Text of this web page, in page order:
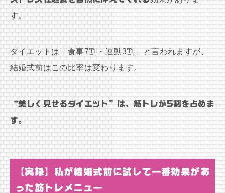
す。
ダイエットは「食事7割・運動3割」と言われますが、
結婚式前はこの比率は変わります。
“美しく見せるダイエット”は、筋トレが5割を占めま
す。
【実録】私が結婚式前に試して一番効果があ
った筋トレメニュー